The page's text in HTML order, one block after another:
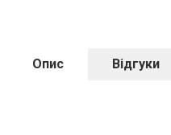
Опис Відгуки